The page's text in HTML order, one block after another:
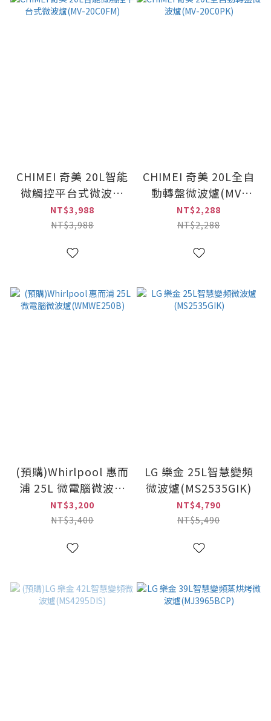
CHIMEI 奇美 20L智能
微觸控平台式微波爐
(MV-20C0FM)
NT$3,988
NT$3,988
CHIMEI 奇美 20L全自
動轉盤微波爐(MV-
20C0PK)
NT$2,288
NT$2,288
(預購)Whirlpool 惠而
浦 25L 微電腦微波爐
(WMWE250B)
NT$3,200
NT$3,400
LG 樂金 25L智慧變頻
微波爐(MS2535GIK)
NT$4,790
NT$5,490